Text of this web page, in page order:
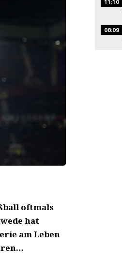
oftmals
hat
am Leben
08:09